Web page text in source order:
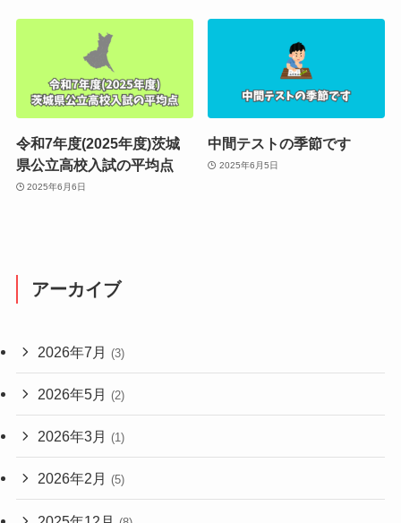
令和7年度(2025年度)茨城
県公立高校入試の平均点
2025年6月6日
中間テストの季節です
2025年6月5日
アーカイブ
2026年7月 (3)
2026年5月 (2)
2026年3月 (1)
2026年2月 (5)